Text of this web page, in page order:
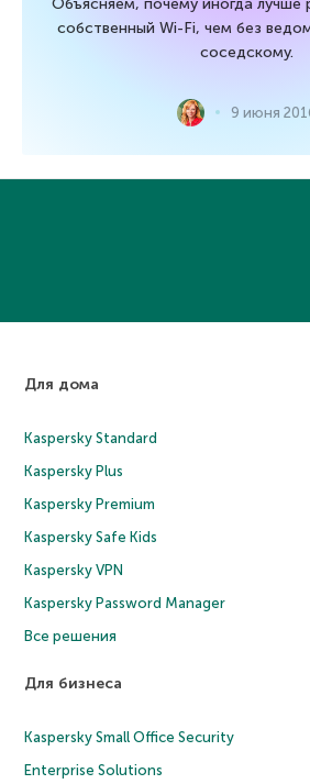
собственный Wi-Fi, чем без
соседскому.
9 июня
Для дома
Kaspersky Standard
Kaspersky Plus
Kaspersky Premium
Kaspersky Safe Kids
Kaspersky VPN
Kaspersky Password Manager
Все решения
Для бизнеса
Kaspersky Small Office Security
Enterprise Solutions